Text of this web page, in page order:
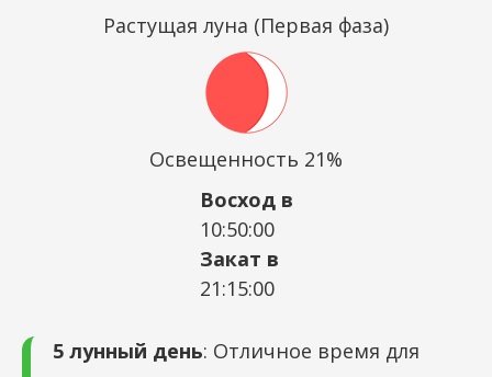
Растущая луна (Первая фаза)
Освещенность 21%
Восход в
10:50:00
Закат в
21:15:00
5 лунный день: Отличное время для